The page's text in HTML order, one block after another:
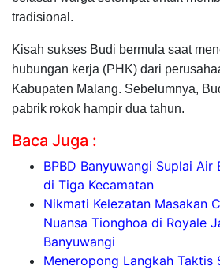
tradisional.
Kisah sukses Budi bermula saat
hubungan kerja (PHK) dari
Kabupaten Malang. Sebelumnya,
pabrik rokok hampir dua tahun.
Baca Juga :
BPBD Banyuwangi Suplai Air
di Tiga Kecamatan
Nikmati Kelezatan Masakan
Nuansa Tionghoa di Royale
Banyuwangi
Meneropong Langkah Taktis